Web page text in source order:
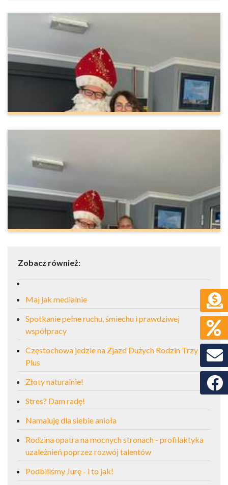
Zobacz również:
Maj jak medialnie
Spotkanie pełne ruchu, śmiechu i prawdziwej
współpracy
Częstochowa jedzie na Zjazd Dużych Rodzin Trzy
Plus
Złoty naturalnie!
Stres? Dam radę!
Namaluję dla siebie anioła
Rodzina opatra na mocnych stronach - profilaktyka
uzależnień poprzez rozwój talentów
Podbiliśmy Jurę - i to jak!